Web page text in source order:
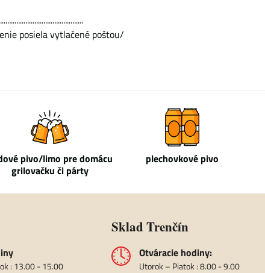
posiela vytlačené poštou/
pivo/limo pre domácu
grilovačku či párty
plechovkové pivo
: 13.00 - 15.00
Sklad Trenčín
Otváracie hodiny:
Utorok – Piatok : 8.00 - 9.00